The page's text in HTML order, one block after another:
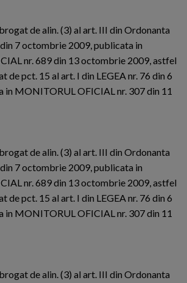
de alin. (3) al art. III din Ordonanta
7 octombrie 2009, publicata in
nr. 689 din 13 octombrie 2009, astfel
de pct. 15 al art. I din LEGEA nr. 76 din 6
in MONITORUL OFICIAL nr. 307 din 11
de alin. (3) al art. III din Ordonanta
7 octombrie 2009, publicata in
nr. 689 din 13 octombrie 2009, astfel
de pct. 15 al art. I din LEGEA nr. 76 din 6
in MONITORUL OFICIAL nr. 307 din 11
de alin. (3) al art. III din Ordonanta